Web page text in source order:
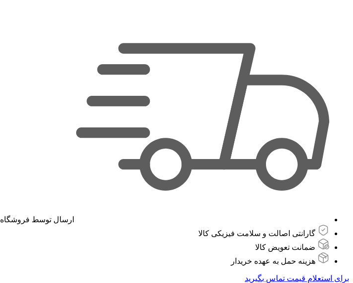
ارسال توسط فروشگاه
گارانتی اصالت و سلامت فیزیکی کالا
ضمانت تعویض کالا
هزینه حمل به عهده خریدار
برای استعلام قیمت تماس بگیرید